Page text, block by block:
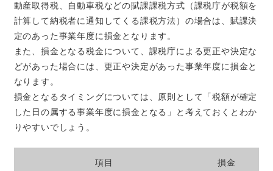
動産取得税、自動車税などの賦課課税方式（課税庁が税額を
計算して納税者に通知してくる課税方法）の場合は、賦課決
定のあった事業年度に損金となります。
また、損金となる税金について、課税庁による更正や決定な
どがあった場合には、更正や決定があった事業年度に損金と
なります。
損金となるタイミングについては、原則として「税額が確定
した日の属する事業年度に損金となる」と考えておくとわか
りやすいでしょう。
項目 損金